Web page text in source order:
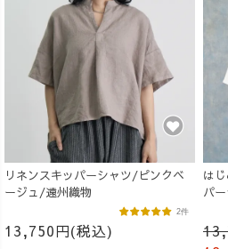
リネンスキッパーシャツ/ピンクベ
ージュ/遠州織物
13,750円(税込)
2件
は
パ